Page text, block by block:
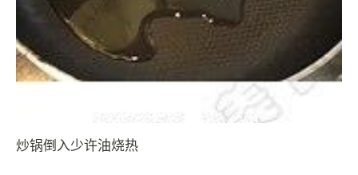
炒锅倒入少许油烧热